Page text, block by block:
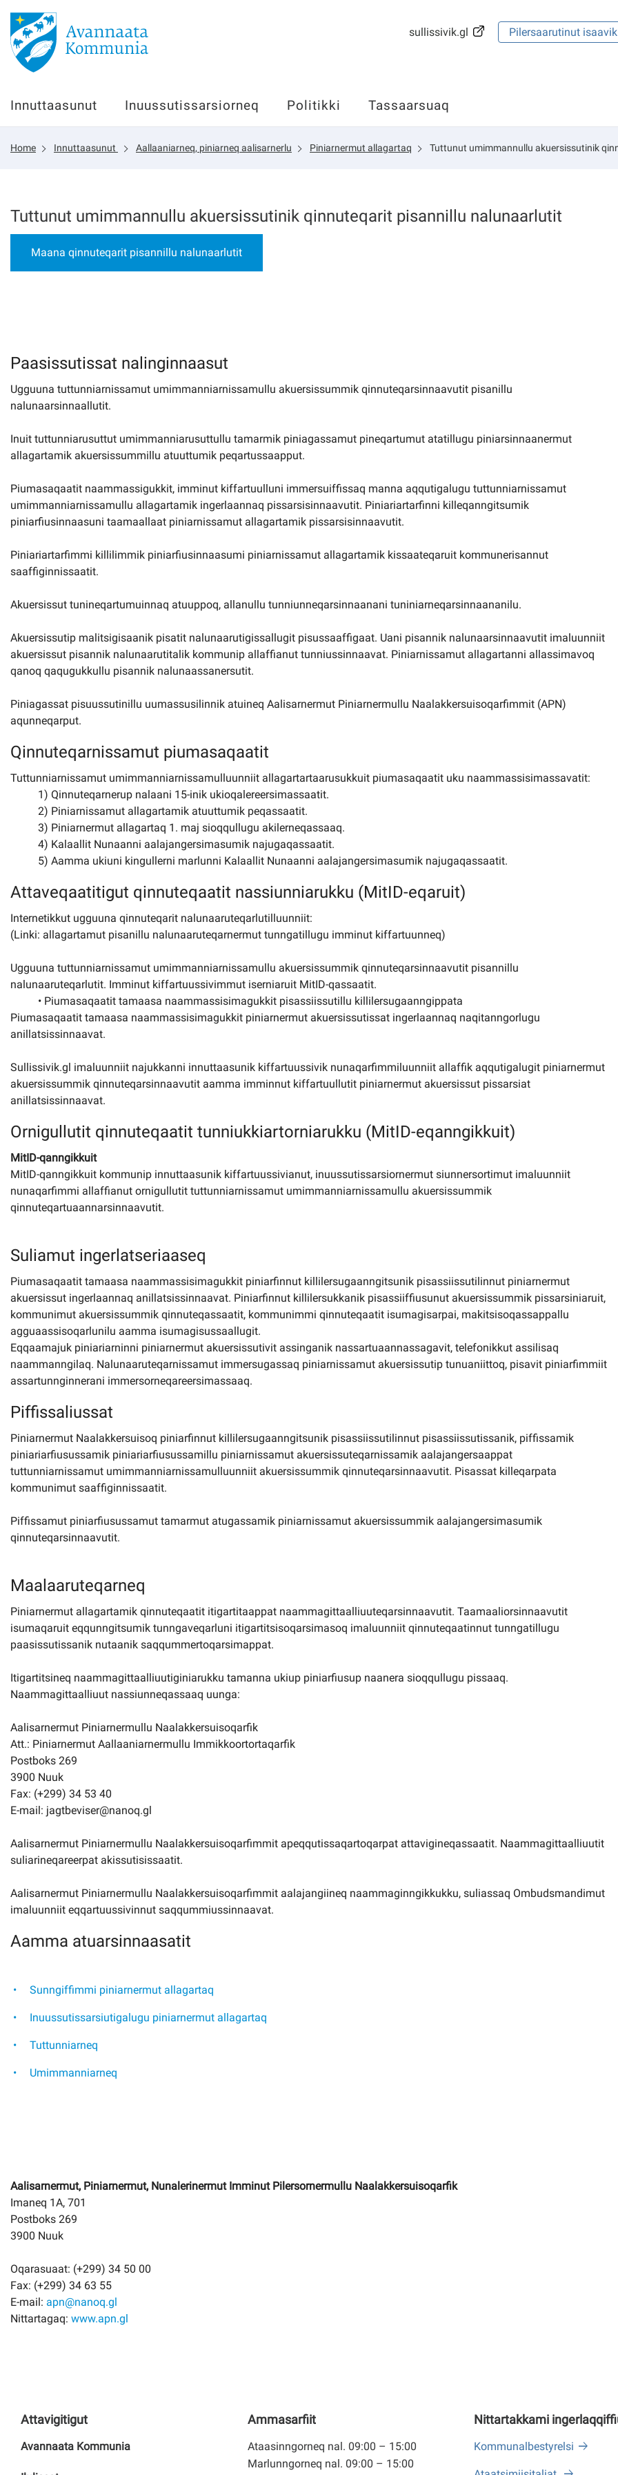
Innuttaasunut
Inuussutissarsiorneq
Politikki
sullissivik.gl
sullissivik.gl Pilersaarutinut isaavik
Innuttaasunut Inuussutissarsiorneq Politikki Tassaarsuaq
Home Innuttaasunut Aallaaniarneq, piniarneq aalisarnerlu Piniarnermut allagartaq Tuttunut umimmannullu akuersissutinik
Tuttunut umimmannullu akuersissutinik qinnuteqarit pisannillu nalunaarlutit
Maana qinnuteqarit pisannillu nalunaarlutit
Paasissutissat nalinginnaasut
Ugguuna tuttunniarnissamut umimmanniarnissamullu akuersissummik qinnuteqarsinnaavutit pisanillu
nalunaarsinnaallutit.
Inuit tuttunniarusuttut umimmanniarusuttullu tamarmik piniagassamut pineqartumut atatillugu piniarsinnaanermut
allagartamik akuersissummillu atuuttumik peqartussaapput.
Piumasaqaatit naammassigukkit, imminut kiffartuulluni immersuiffissaq manna aqqutigalugu tuttunniarnissamut
umimmanniarnissamullu allagartamik ingerlaannaq pissarsisinnaavutit. Piniariartarfinni killeqanngitsumik
piniarfiusinnaasuni taamaallaat piniarnissamut allagartamik pissarsisinnaavutit.
Piniariartarfimmi killilimmik piniarfiusinnaasumi piniarnissamut allagartamik kissaateqaruit kommunerisannut
saaffiginnissaatit.
Akuersissut tunineqartumuinnaq atuuppoq, allanullu tunniunneqarsinnaanani tuniniarneqarsinnaananilu.
Akuersissutip malitsigisaanik pisatit nalunaarutigissallugit pisussaaffigaat. Uani pisannik nalunaarsinnaavutit imaluunniit
akuersissut pisannik nalunaarutitalik kommunip allaffianut tunniussinnaavat. Piniarnissamut allagartanni allassimavoq
qanoq qaqugukkullu pisannik nalunaassanersutit.
Piniagassat pisuussutinillu uumassusilinnik atuineq Aalisarnermut Piniarnermullu Naalakkersuisoqarfimmit (APN)
aqunneqarput.
Qinnuteqarnissamut piumasaqaatit
Tuttunniarnissamut umimmanniarnissamulluunniit allagartartaarusukkuit piumasaqaatit uku naammassisimassavatit:
1) Qinnuteqarnerup nalaani 15-inik ukioqalereersimassaatit.
2) Piniarnissamut allagartamik atuuttumik peqassaatit.
3) Piniarnermut allagartaq 1. maj sioqqullugu akilerneqassaaq.
4) Kalaallit Nunaanni aalajangersimasumik najugaqassaatit.
5) Aamma ukiuni kingullerni marlunni Kalaallit Nunaanni aalajangersimasumik najugaqassaatit.
Attaveqaatitigut qinnuteqaatit nassiunniarukku (MitID-eqaruit)
Internetikkut ugguuna qinnuteqarit nalunaaruteqarlutilluunniit:
(Linki: allagartamut pisanillu nalunaaruteqarnermut tunngatillugu imminut kiffartuunneq)
Ugguuna tuttunniarnissamut umimmanniarnissamullu akuersissummik qinnuteqarsinnaavutit pisannillu
nalunaaruteqarlutit. Imminut kiffartuussivimmut iserniaruit MitID-qassaatit.
• Piumasaqaatit tamaasa naammassisimagukkit pisassiissutillu killilersugaanngippata
Piumasaqaatit tamaasa naammassisimagukkit piniarnermut akuersissutissat ingerlaannaq naqitanngorlugu
anillatsissinnaavat.
Sullissivik.gl imaluunniit najukkanni innuttaasunik kiffartuussivik nunaqarfimmiluunniit allaffik aqqutigalugit piniarnermut
akuersissummik qinnuteqarsinnaavutit aamma imminnut kiffartuullutit piniarnermut akuersissut pissarsiat
anillatsissinnaavat.
Ornigullutit qinnuteqaatit tunniukkiartorniarukku (MitID-eqanngikkuit)
MitID-qanngikkuit
MitID-qanngikkuit kommunip innuttaasunik kiffartuussivianut, inuussutissarsiornermut siunnersortimut imaluunniit
nunaqarfimmi allaffianut ornigullutit tuttunniarnissamut umimmanniarnissamullu akuersissummik
qinnuteqartuaannarsinnaavutit.
Suliamut ingerlatseriaaseq
Piumasaqaatit tamaasa naammassisimagukkit piniarfinnut killilersugaanngitsunik pisassiissutilinnut piniarnermut
akuersissut ingerlaannaq anillatsissinnaavat. Piniarfinnut killilersukkanik pisassiiffiusunut akuersissummik pissarsiniaruit,
kommunimut akuersissummik qinnuteqassaatit, kommunimmi qinnuteqaatit isumagisarpai, makitsisoqassappallu
agguaassisoqarlunilu aamma isumagisussaallugit.
Eqqaamajuk piniariarninni piniarnermut akuersissutivit assinganik nassartuaannassagavit, telefonikkut assilisaq
naammanngilaq. Nalunaaruteqarnissamut immersugassaq piniarnissamut akuersissutip tunuaniittoq, pisavit piniarfimmiit
assartunnginnerani immersorneqareersimassaaq.
Piffissaliussat
Piniarnermut Naalakkersuisoq piniarfinnut killilersugaanngitsunik pisassiissutilinnut pisassiissutissanik, piffissamik
piniariarfiusussamik piniariarfiusussamillu piniarnissamut akuersissuteqarnissamik aalajangersaappat
tuttunniarnissamut umimmanniarnissamulluunniit akuersissummik qinnuteqarsinnaavutit. Pisassat killeqarpata
kommunimut saaffiginnissaatit.
Piffissamut piniarfiusussamut tamarmut atugassamik piniarnissamut akuersissummik aalajangersimasumik
qinnuteqarsinnaavutit.
Maalaaruteqarneq
Piniarnermut allagartamik qinnuteqaatit itigartitaappat naammagittaalliuuteqarsinnaavutit. Taamaaliorsinnaavutit
isumaqaruit eqqunngitsumik tunngaveqarluni itigartitsisoqarsimasoq imaluunniit qinnuteqaatinnut tunngatillugu
paasissutissanik nutaanik saqqummertoqarsimappat.
Itigartitsineq naammagittaalliuutiginiarukku tamanna ukiup piniarfiusup naanera sioqqullugu pissaaq.
Naammagittaalliuut nassiunneqassaaq uunga:
Aalisarnermut Piniarnermullu Naalakkersuisoqarfik
Att.: Piniarnermut Aallaaniarnermullu Immikkoortortaqarfik
Postboks 269
3900 Nuuk
Fax: (+299) 34 53 40
E-mail: jagtbeviser@nanoq.gl
Aalisarnermut Piniarnermullu Naalakkersuisoqarfimmit apeqqutissaqartoqarpat attavigineqassaatit. Naammagittaalliuutit
suliarineqareerpat akissutisissaatit.
Aalisarnermut Piniarnermullu Naalakkersuisoqarfimmit aalajangiineq naammaginngikkukku, suliassaq Ombudsmandimut
imaluunniit eqqartuussivinnut saqqummiussinnaavat.
Aamma atuarsinnaasatit
Sunngiffimmi piniarnermut allagartaq
Inuussutissarsiutigalugu piniarnermut allagartaq
Tuttunniarneq
Umimmanniarneq
Aalisarnermut, Piniarnermut, Nunalerinermut Imminut Pilersornermullu Naalakkersuisoqarfik
Imaneq 1A, 701
Postboks 269
3900 Nuuk
Oqarasuaat: (+299) 34 50 00
Fax: (+299) 34 63 55
E-mail: apn@nanoq.gl
Nittartagaq: www.apn.gl
Attavigitigut
Avannaata Kommunia
Ammasarfiit
Ataasinngorneq nal. 09:00 – 15:00
Marlunngorneq nal. 09:00 – 15:00
Nittartakkami
Kommunalbestyrelsi